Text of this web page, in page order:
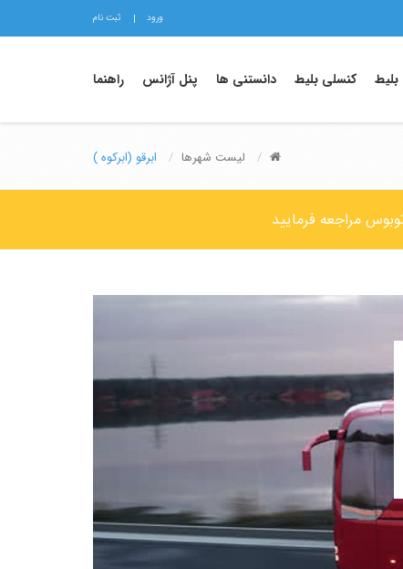
ورود ثبت نام
بلیط کنسلی بلیط دانستنی ها پنل آژانس راهنما
لیست شهرها ابرقو (ابرکوه )
مراجعه فرمایید